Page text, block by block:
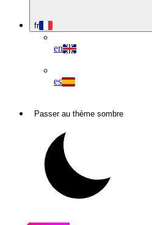
fr
en
es
Passer au thème sombre